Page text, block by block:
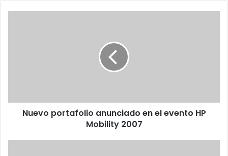
2007
Nuevo portafolio anunciado en el evento HP
Mobility 2007